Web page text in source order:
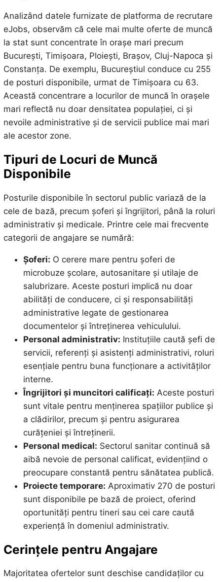
Analizând datele furnizate de platforma de recrutare
eJobs, observăm că cele mai multe oferte de muncă
la stat sunt concentrate în orașe mari precum
București, Timișoara, Ploiești, Brașov, Cluj-Napoca și
Constanța. De exemplu, Bucureștiul conduce cu 255
de posturi disponibile, urmat de Timișoara cu 63.
Această concentrare a locurilor de muncă în orașele
mari reflectă nu doar densitatea populației, ci și
nevoile administrative și de servicii publice mai mari
ale acestor zone.
Tipuri de Locuri de Muncă
Disponibile
Posturile disponibile în sectorul public variază de la
cele de bază, precum șoferi și îngrijitori, până la roluri
administrativ și medicale. Printre cele mai frecvente
categorii de angajare se numără:
Șoferi: O cerere mare pentru șoferi de
microbuze școlare, autosanitare și utilaje de
salubrizare. Aceste posturi implică nu doar
abilități de conducere, ci și responsabilități
administrative legate de gestionarea
documentelor și întreținerea vehiculului.
Personal administrativ: Instituțiile caută șefi de
servicii, referenți și asistenți administrativi, roluri
esențiale pentru buna funcționare a activităților
interne.
Îngrijitori și muncitori calificați: Aceste posturi
sunt vitale pentru menținerea spațiilor publice și
a clădirilor, precum și pentru asigurarea
curățeniei și întreținerii.
Personal medical: Sectorul sanitar continuă să
aibă nevoie de personal calificat, evidențiind o
preocupare constantă pentru sănătatea publică.
Proiecte temporare: Aproximativ 270 de posturi
sunt disponibile pe bază de proiect, oferind
oportunități pentru tineri sau cei care caută
experiență în domeniul administrativ.
Cerințele pentru Angajare
Majoritatea ofertelor sunt deschise candidaților cu